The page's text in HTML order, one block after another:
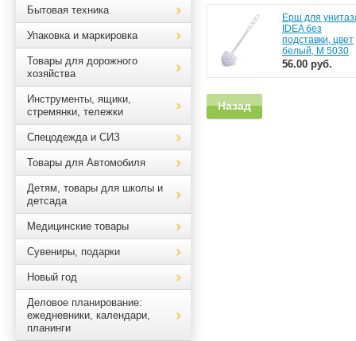
Бытовая техника
Упаковка и маркировка
Товары для дорожного
хозяйства
Инструменты, ящики,
стремянки, тележки
Спецодежда и СИЗ
Товары для Автомобиля
Детям, товары для школы и
детсада
Медицинские товары
Сувениры, подарки
Новый год
Деловое планирование:
ежедневники, календари,
планинги
Ерш для
IDEA без
подставки, цвет
белый, М 5030
56.00 руб.
Назад